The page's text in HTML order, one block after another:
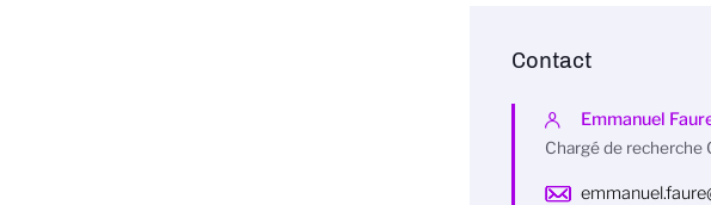
Contact
Emmanuel
Chargé de recherche